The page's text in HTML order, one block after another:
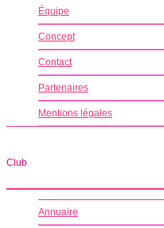
Équipe
Concept
Contact
Partenaires
Mentions légales
Club
Annuaire